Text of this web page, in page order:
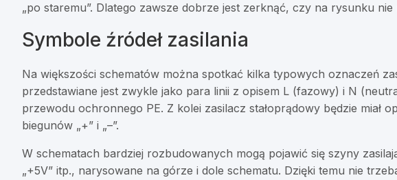
„po staremu”. Dlatego zawsze dobrze jest zerknąć, czy na rysunku
Symbole źródeł zasilania
Na większości schematów można spotkać kilka typowych oznaczeń
przedstawiane jest zwykle jako para linii z opisem L (fazowy) i N
przewodu ochronnego PE. Z kolei zasilacz stałoprądowy będzie miał
biegunów „+” i „–”.
W schematach bardziej rozbudowanych mogą pojawić się szyny
„+5V” itp., narysowane na górze i dole schematu. Dzięki temu nie